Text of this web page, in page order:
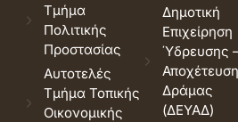
Τμήμα
Πολιτικής
Προστασίας
Αυτοτελές
Τμήμα Τοπικής
Οικονομικής
Δημοτική
Επιχείρηση
Ύδρευσης
Δράμας
(ΔΕΥΑΔ)